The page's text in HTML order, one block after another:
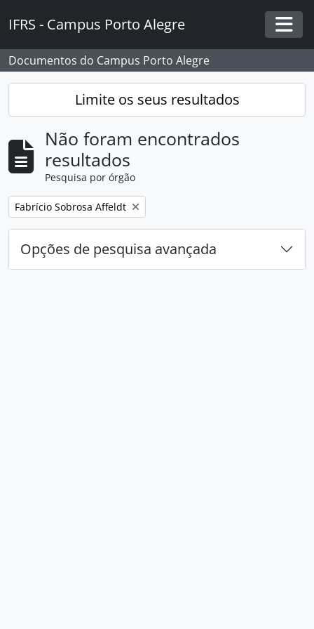
IFRS - Campus Porto Alegre
Documentos do Campus Porto Alegre
Limite os seus resultados
Não foram encontrados
resultados
Pesquisa por órgão
Remover filtro:
Fabrício Sobrosa Affeldt
Opções de pesquisa avançada